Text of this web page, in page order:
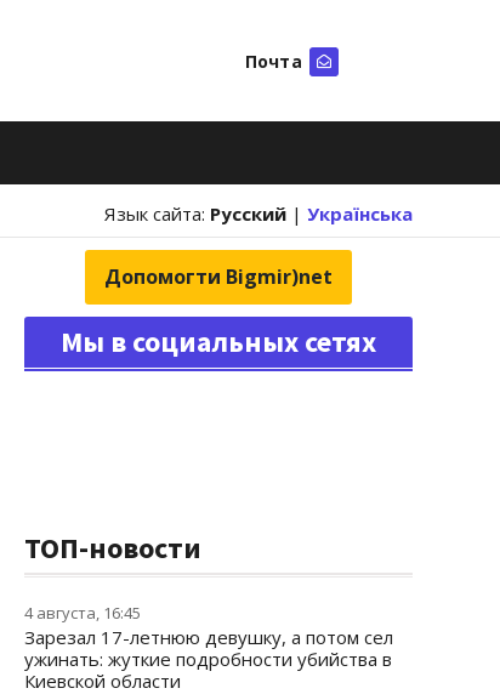
Почта
Язык сайта: Русский | Українська
Допомогти Bigmir)net
Мы в социальных сетях
ТОП-новости
4 августа, 16:45
Зарезал 17-летнюю девушку, а потом сел
ужинать: жуткие подробности убийства в
Киевской области